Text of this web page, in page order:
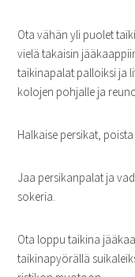
Ota vähän yli puolet
vielä takaisin
taikinapalat palloiksi ja
kolojen pohjalle ja
Halkaise persikat,
Jaa persikanpalat ja
sokeria.
Ota loppu taikina
taikinapyörällä